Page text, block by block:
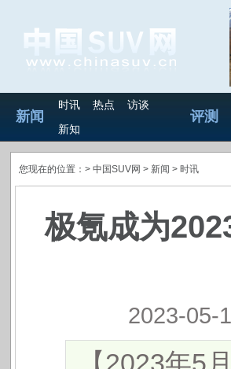
新闻
时讯 热点
访谈
新知
评测
您现在的位置：> 中国SUV网 > 新闻 > 时讯
极氪成为
2023-05-
【2023年5